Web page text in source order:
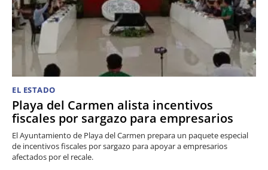
EL ESTADO
Playa del Carmen alista incentivos
fiscales por sargazo para empresarios
El Ayuntamiento de Playa del Carmen prepara un paquete especial
de incentivos fiscales por sargazo para apoyar a empresarios
afectados por el recale.